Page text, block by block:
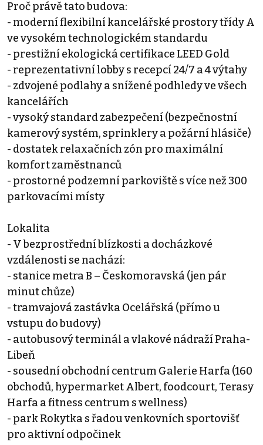
Proč právě tato budova:
- moderní flexibilní kancelářské prostory třídy A
ve vysokém technologickém standardu
- prestižní ekologická certifikace LEED Gold
- reprezentativní lobby s recepcí 24/7 a 4 výtahy
- zdvojené podlahy a snížené podhledy ve všech
kancelářích
- vysoký standard zabezpečení (bezpečnostní
kamerový systém, sprinklery a požární hlásiče)
- dostatek relaxačních zón pro maximální
komfort zaměstnanců
- prostorné podzemní parkoviště s více než 300
parkovacími místy
Lokalita
- V bezprostřední blízkosti a docházkové
vzdálenosti se nachází:
- stanice metra B – Českomoravská (jen pár
minut chůze)
- tramvajová zastávka Ocelářská (přímo u
vstupu do budovy)
- autobusový terminál a vlakové nádraží Praha-
Libeň
- sousední obchodní centrum Galerie Harfa (160
obchodů, hypermarket Albert, foodcourt, Terasy
Harfa a fitness centrum s wellness)
- park Rokytka s řadou venkovních sportovišť
pro aktivní odpočinek